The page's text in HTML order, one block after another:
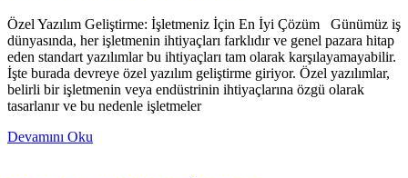
Özel Yazılım Geliştirme: İşletmeniz İçin En İyi Çözüm Günümüz iş
dünyasında, her işletmenin ihtiyaçları farklıdır ve genel pazara hitap
eden standart yazılımlar bu ihtiyaçları tam olarak karşılayamayabilir.
İşte burada devreye özel yazılım geliştirme giriyor. Özel yazılımlar,
belirli bir işletmenin veya endüstrinin ihtiyaçlarına özgü olarak
tasarlanır ve bu nedenle işletmeler
Devamını Oku